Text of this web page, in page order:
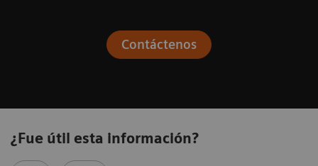
Contáctenos
¿Fue útil esta información?